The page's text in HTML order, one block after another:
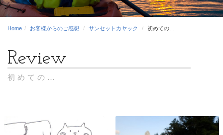
Home お客様からのご感想 サンセットカヤック 初めての…
初めての…